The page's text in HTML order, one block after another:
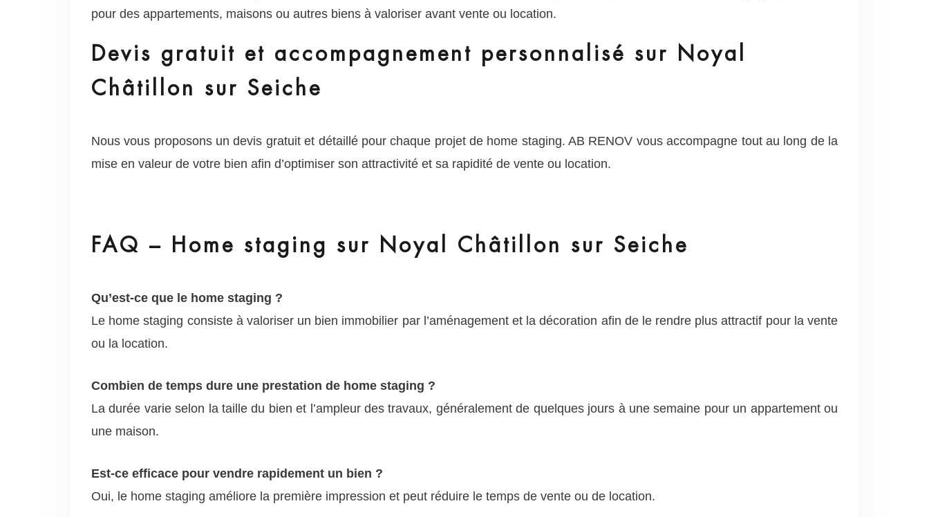
pour des appartements, maisons ou autres biens à valoriser avant vente ou location.
Devis gratuit et accompagnement personnalisé sur Noyal
Châtillon sur Seiche
Nous vous proposons un devis gratuit et détaillé pour chaque projet de home staging. AB RENOV vous accompagne tout au long de la
mise en valeur de votre bien afin d’optimiser son attractivité et sa rapidité de vente ou location.
FAQ – Home staging sur Noyal Châtillon sur Seiche
Qu’est-ce que le home staging ?
Le home staging consiste à valoriser un bien immobilier par l’aménagement et la décoration afin de le rendre plus attractif pour la vente
ou la location.
Combien de temps dure une prestation de home staging ?
La durée varie selon la taille du bien et l’ampleur des travaux, généralement de quelques jours à une semaine pour un appartement ou
une maison.
Est-ce efficace pour vendre rapidement un bien ?
Oui, le home staging améliore la première impression et peut réduire le temps de vente ou de location.